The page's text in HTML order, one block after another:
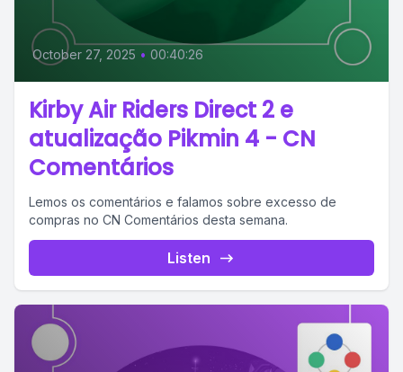
October 27, 2025 • 00:40:26
Kirby Air Riders Direct 2 e
atualização Pikmin 4 - CN
Comentários
Lemos os comentários e falamos sobre excesso de
compras no CN Comentários desta semana.
Listen